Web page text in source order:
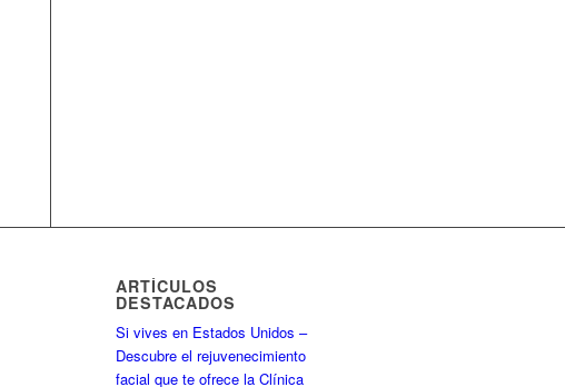
ARTÍCULOS
DESTACADOS
Si vives en Estados Unidos –
Descubre el rejuvenecimiento
facial que te ofrece la Clínica